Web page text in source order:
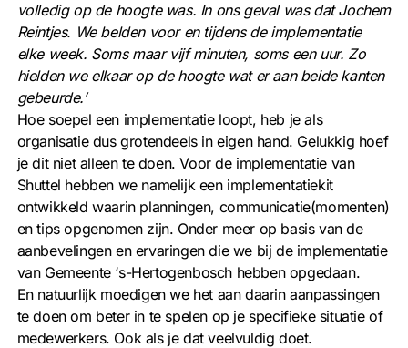
volledig op de hoogte was. In ons geval was dat Jochem
Reintjes. We belden voor en tijdens de implementatie
elke week. Soms maar vijf minuten, soms een uur. Zo
hielden we elkaar op de hoogte wat er aan beide kanten
gebeurde.’
Hoe soepel een implementatie loopt, heb je als
organisatie dus grotendeels in eigen hand. Gelukkig hoef
je dit niet alleen te doen. Voor de implementatie van
Shuttel hebben we namelijk een implementatiekit
ontwikkeld waarin planningen, communicatie(momenten)
en tips opgenomen zijn. Onder meer op basis van de
aanbevelingen en ervaringen die we bij de implementatie
van Gemeente ‘s-Hertogenbosch hebben opgedaan.
En natuurlijk moedigen we het aan daarin aanpassingen
te doen om beter in te spelen op je specifieke situatie of
medewerkers. Ook als je dat veelvuldig doet.